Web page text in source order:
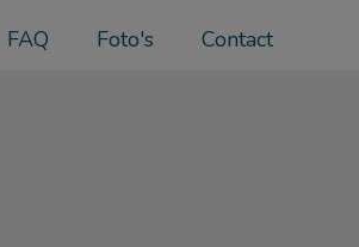
FAQ Foto's Contact